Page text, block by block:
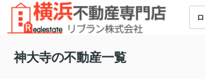
神大寺の不動産一覧